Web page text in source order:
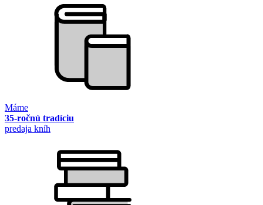
Máme
35-ročnú tradíciu
predaja kníh